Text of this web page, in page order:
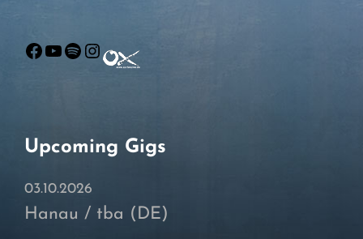
Facebook
YouTube
Spotify
Instagram
Upcoming Gigs
03.10.2026
Hanau / tba (DE)